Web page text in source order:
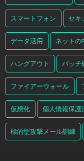
スマートフォン セキ
データ活用 ネットの
ハングアウト バッチ
ファイアーウォール
仮想化 個人情報保護
標的型攻撃メール訓練